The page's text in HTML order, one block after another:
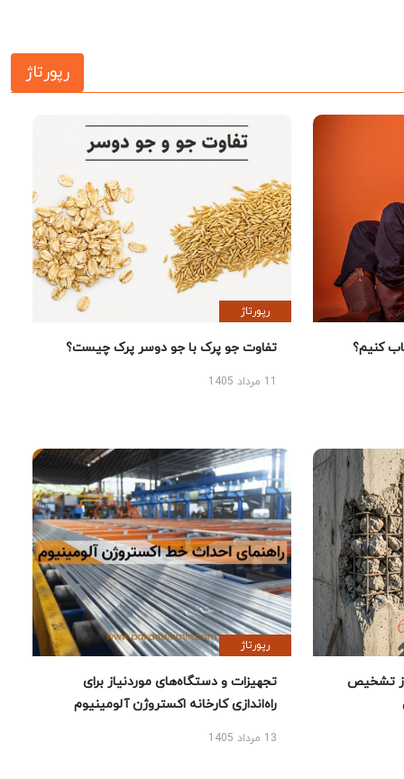
رپورتاژ
کنیم؟
رپورتاژ
تفاوت جو پرک با جو دوسر پرک چیست؟
تشخیص
رپورتاژ
تجهیزات و دستگاه‌های موردنیاز برای
راه‌اندازی کارخانه اکستروژن آلومینیوم
13 مرداد 1405